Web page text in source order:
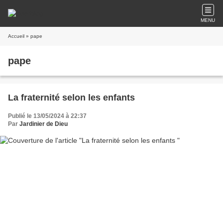
MENU
Accueil » pape
pape
La fraternité selon les enfants
Publié le 13/05/2024 à 22:37
Par Jardinier de Dieu